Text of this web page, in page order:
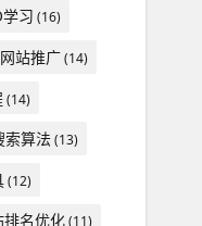
学习 (16)
站推广(14)
(14)
索算法(13)
(12)
名优化(11)